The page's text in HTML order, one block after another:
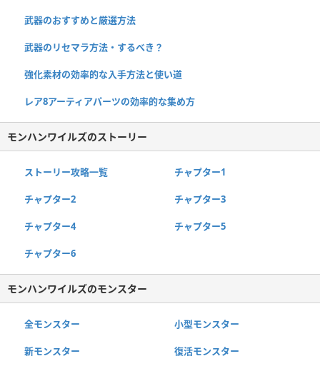
武器のおすすめと厳選方法
武器のリセマラ方法・するべき？
強化素材の効率的な入手方法と使い道
レア8アーティアパーツの効率的な集め方
モンハンワイルズのストーリー
ストーリー攻略一覧 チャプター1
チャプター2 チャプター3
チャプター4 チャプター5
チャプター6
モンハンワイルズのモンスター
全モンスター 小型モンスター
新モンスター 復活モンスター